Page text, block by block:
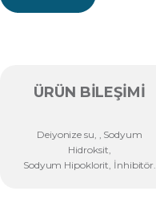
ÜRÜN BILEŞIMI
Deiyonize su, , Sodyum
Hidroksit,
Sodyum Hipoklorit, İnhibitör.